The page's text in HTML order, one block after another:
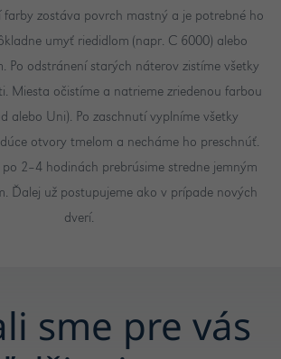
farby zostáva povrch mastný a je potrebné ho
umyť riedidlom (napr. C 6000) alebo
Po odstránení starých náterov zistíme všetky
Miesta očistíme a natrieme zriedenou farbou
alebo Uni). Po zaschnutí vyplníme všetky
otvory tmelom a necháme ho preschnúť.
2–4 hodinách prebrúsime stredne jemným
Ďalej už postupujeme ako v prípade nových
dverí.
sme pre vás